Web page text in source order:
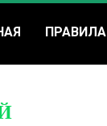
ПРАВИЛА